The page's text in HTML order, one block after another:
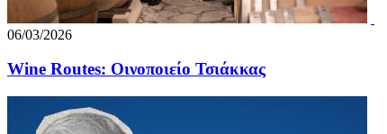
06/03/2026
Wine Routes: Οινοποιείο Τσιάκκας